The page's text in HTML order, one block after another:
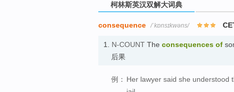
柯林斯英汉双解大词典
consequence /ˈkɒnsɪkwəns/
1. N-COUNT The consequences of
后果
例： Her lawyer said she understood